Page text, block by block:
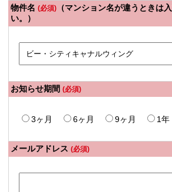
物件名 (必須) （マンション名が違うときは
い。）
お知らせ期間 (必須)
3ヶ月 6ヶ月 9ヶ月 1年
メールアドレス (必須)